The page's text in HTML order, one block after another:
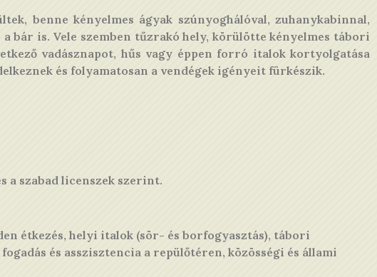
benne kényelmes ágyak szúnyoghálóval, zuhanykabinnal,
bár is. Vele szemben tűzrakó hely, körülötte kényelmes tábori
vadásznapot, hűs vagy éppen forró italok kortyolgatása
és folyamatosan a vendégek igényeit fürkészik.
a szabad licenszek szerint.
étkezés, helyi italok (sör- és borfogyasztás), tábori
és asszisztencia a repülőtéren, közösségi és állami